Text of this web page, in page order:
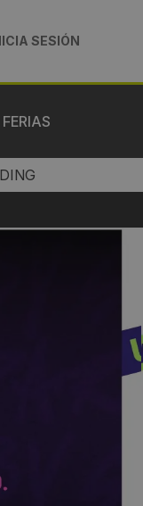
SESIÓN
FERIAS